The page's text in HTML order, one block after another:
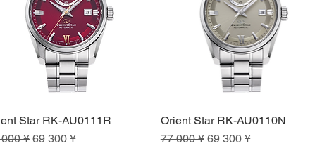
Быстрый просмотр
Star RK-AU0111R
цена
¥ Цена со скидкой
69 300 ¥
Быстрый просмотр
Orient Star RK-AU0110N
Обычная цена
77 000 ¥ Цена со скидкой
69 300 ¥